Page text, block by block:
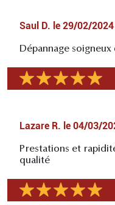
Saul D. le 29/02/2024
Dépannage
Lazare R. le 04/03/
Prestations et
qualité